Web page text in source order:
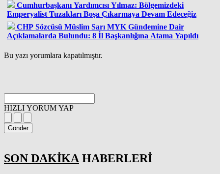
Cumhurbaşkanı Yardımcısı Yılmaz: Bölgemizdeki
Emperyalist Tuzakları Boşa Çıkarmaya Devam Edeceğiz
CHP Sözcüsü Müslim Sarı MYK Gündemine Dair
Açıklamalarda Bulundu: 8 İl Başkanlığına Atama Yapıldı
Bu yazı yorumlara kapatılmıştır.
HIZLI YORUM YAP
Gönder
SON DAKİKA HABERLERİ